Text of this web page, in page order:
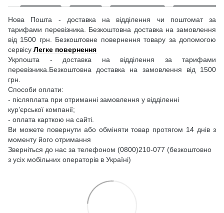
Нова Пошта - доставка на відділення чи поштомат за
тарифами перевізника. Безкоштовна доставка на замовлення
від 1500 грн. Безкоштовне повернення товару за допомогою
сервісу Легке повернення
Укрпошта - доставка на відділення за тарифами
перевізника.Безкоштовна доставка на замовлення від 1500
грн.
Способи оплати:
- післяплата при отриманні замовлення у відділенні
кур’єрської компанії;
- оплата карткою на сайті.
Ви можете повернути або обміняти товар протягом 14 днів з
моменту його отримання
Зверніться до нас за телефоном (0800)210-077 (безкоштовно
з усіх мобільних операторів в Україні)